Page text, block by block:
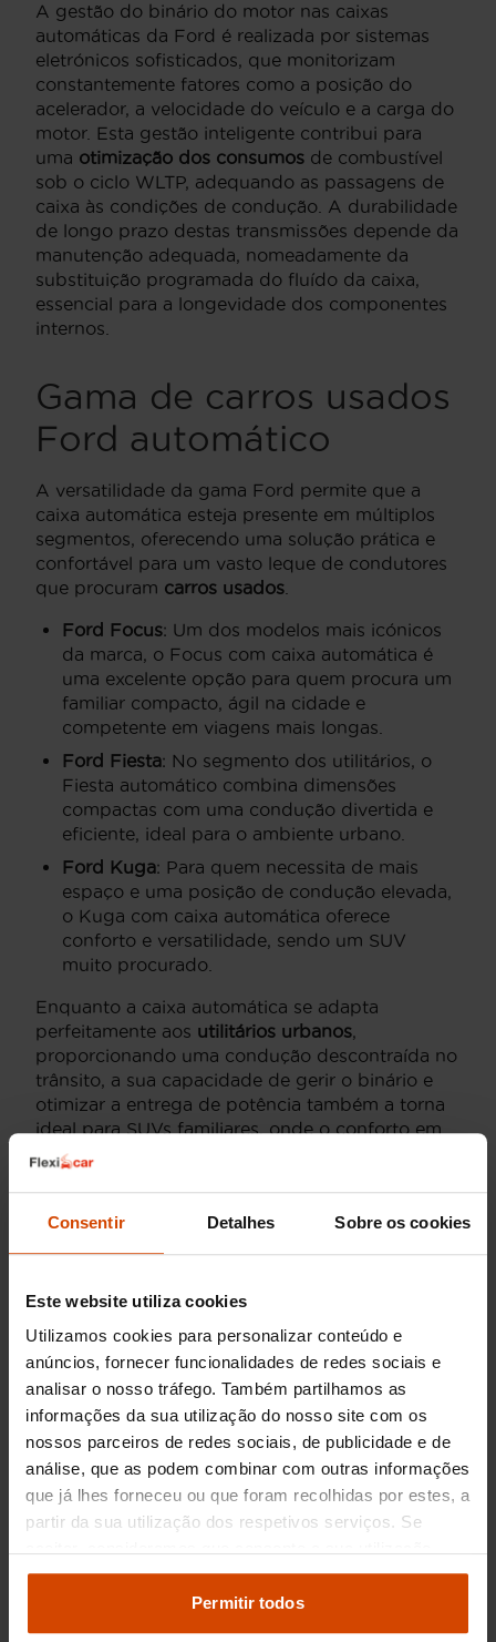
Consentir Detalhes Sobre os cookies
Este website utiliza cookies
Utilizamos cookies para personalizar conteúdo e
anúncios, fornecer funcionalidades de redes sociais e
analisar o nosso tráfego. Também partilhamos as
informações da sua utilização do nosso site com os
nossos parceiros de redes sociais, de publicidade e de
análise, que as podem combinar com outras informações
que já lhes forneceu ou que foram recolhidas por estes, a
partir da sua utilização dos respetivos serviços. Se
Pode modificar as suas opções de consentimento e
definições de cookies
definições e saber mais na nossa
Permitir todos
A gestão do binário do motor nas caixas
automáticas da Ford é realizada por sistemas
eletrónicos sofisticados, que monitorizam
constantemente fatores como a posição do
acelerador, a velocidade do veículo e a carga do
motor. Esta gestão inteligente contribui para
uma otimização dos consumos de combustível
sob o ciclo WLTP, adequando as passagens de
caixa às condições de condução. A durabilidade
de longo prazo destas transmissões depende da
manutenção adequada, nomeadamente da
substituição programada do fluído da caixa,
essencial para a longevidade dos componentes
internos.
Gama de carros usados
Ford automático
A versatilidade da gama Ford permite que a
caixa automática esteja presente em múltiplos
segmentos, oferecendo uma solução prática e
confortável para um vasto leque de condutores
que procuram carros usados
Ford Focus: Um dos modelos mais icónicos
da marca, o Focus com caixa automática é
uma excelente opção para quem procura um
familiar compacto, ágil na cidade e
competente em viagens mais longas.
Ford Fiesta: No segmento dos utilitários, o
Fiesta automático combina dimensões
compactas com uma condução divertida e
eficiente, ideal para o ambiente urbano.
Ford Kuga: Para quem necessita de mais
espaço e uma posição de condução elevada,
o Kuga com caixa automática oferece
conforto e versatilidade, sendo um SUV
muito procurado.
Enquanto a caixa automática se adapta
perfeitamente aos utilitários urbanos,
proporcionando uma condução descontraída no
trânsito, a sua capacidade de gerir o binário e
otimizar a entrega de potência também a torna
ideal para SUVs familiares, onde o conforto em
viagens e a capacidade de reboque podem ser
evoluiu significativamente, impactando
diretamente a ergonomia e o aproveitamento do
espaço na consola central. Modelos mais
tradicionais apresentam umaalavanca clássica
robusta e intuitiva, enquanto variantes mais
recentes, como o Ford Focus ou Kuga, podem
adotar comandos rotativos, libertando espaço e
conferindo um toque de modernidade ao
interior. Alguns modelos desportivos ou de
caixa quando desejado.